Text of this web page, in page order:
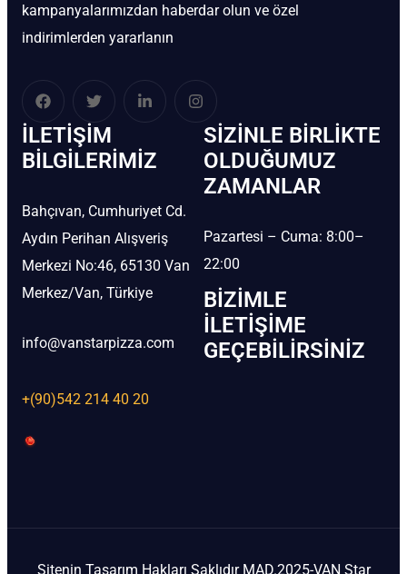
kampanyalarımızdan haberdar olun ve özel
indirimlerden yararlanın
İLETIŞIM
BİLGILERIMIZ
Bahçıvan, Cumhuriyet Cd.
Aydın Perihan Alışveriş
Merkezi No:46, 65130 Van
Merkez/Van, Türkiye
info@vanstarpizza.com
+(90)542 214 40 20
SIZINLE BIRLIKTE
OLDUĞUMUZ
ZAMANLAR
Pazartesi – Cuma: 8:00–
22:00
BIZIMLE
İLETIŞIME
GEÇEBILIRSINIZ
Sitenin Tasarım Hakları Saklıdır MAD.2025-VAN Star